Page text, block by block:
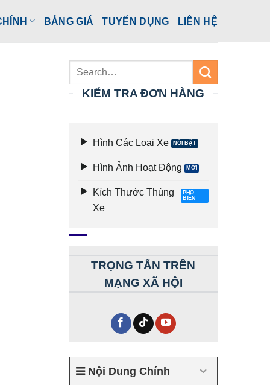
BẢNG GIÁ TUYỂN DỤNG LIÊN HỆ
KIỂM TRA ĐƠN HÀNG
Hình Các Loại Xe
Hình Ảnh Hoạt Động
Kích Thước Thùng
Xe
TRỌNG TẤN TRÊN
MẠNG XÃ HỘI
Nội Dung Chính